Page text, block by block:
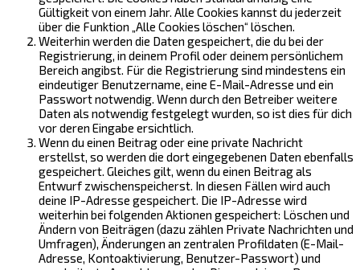
Gültigkeit von einem Jahr. Alle Cookies kannst du jederzeit
über die Funktion „Alle Cookies löschen“ löschen.
Weiterhin werden die Daten gespeichert, die du bei der
Registrierung, in deinem Profil oder deinem persönlichem
Bereich angibst. Für die Registrierung sind mindestens ein
eindeutiger Benutzername, eine E-Mail-Adresse und ein
Passwort notwendig. Wenn durch den Betreiber weitere
Daten als notwendig festgelegt wurden, so ist dies für dich
vor deren Eingabe ersichtlich.
Wenn du einen Beitrag oder eine private Nachricht
erstellst, so werden die dort eingegebenen Daten ebenfalls
gespeichert. Gleiches gilt, wenn du einen Beitrag als
Entwurf zwischenspeicherst. In diesen Fällen wird auch
deine IP-Adresse gespeichert. Die IP-Adresse wird
weiterhin bei folgenden Aktionen gespeichert: Löschen und
Ändern von Beiträgen (dazu zählen Private Nachrichten und
Umfragen), Änderungen an zentralen Profildaten (E-Mail-
Adresse, Kontoaktivierung, Benutzer-Passwort) und